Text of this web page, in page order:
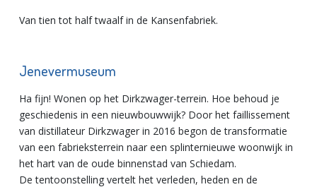
Van tien tot half twaalf in de Kansenfabriek.
Jenevermuseum
Ha fijn! Wonen op het Dirkzwager-terrein. Hoe behoud je
geschiedenis in een nieuwbouwwijk? Door het faillissement
van distillateur Dirkzwager in 2016 begon de transformatie
van een fabrieksterrein naar een splinternieuwe woonwijk in
het hart van de oude binnenstad van Schiedam.
De tentoonstelling vertelt het verleden, heden en de